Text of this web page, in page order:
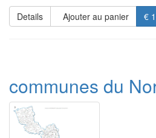
Details Ajouter au panier €
communes du